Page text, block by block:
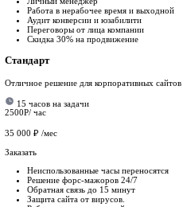
Дополнительные
Продвижение сайта в ТОП
Проведем экспертный СЕО-
Ущерб: утечка данных, взлом
Маркетинговый анализ
Ущерб: утечка данных, взлом